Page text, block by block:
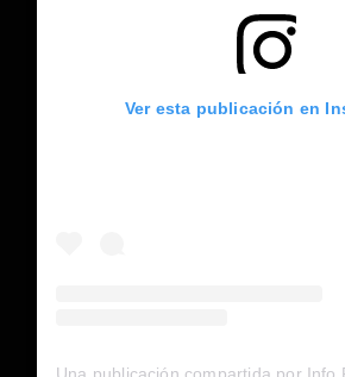
Ver esta publicación en